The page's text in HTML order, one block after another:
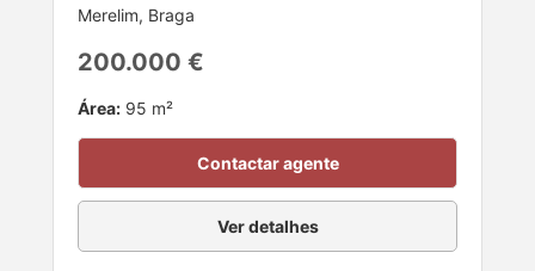
Merelim, Braga
200.000 €
Área: 95 m²
Contactar agente
Ver detalhes